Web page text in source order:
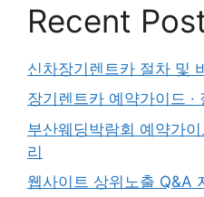
Recent
신차장기렌트카 절차 및
장기렌트카 예약가이드 ·
부산웨딩박람회 예약가
리
웹사이트 상위노출 Q&A